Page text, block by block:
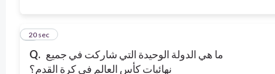
Q. ما هي الدولة الوحيدة التي شاركت في جميع
نهائيات كأس العالم في كرة القدم؟
2
20 sec